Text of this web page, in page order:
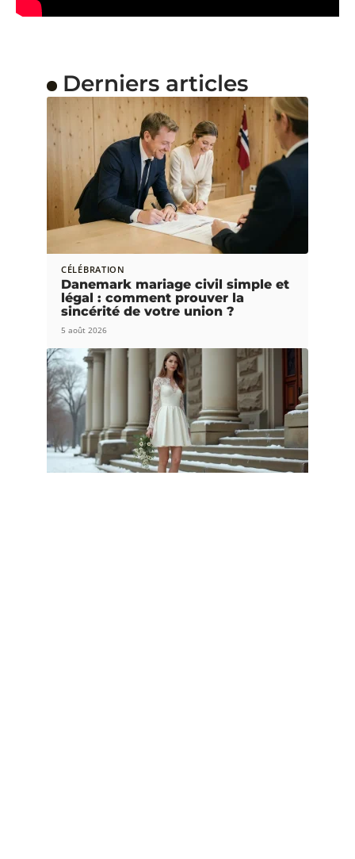
Derniers articles
CÉLÉBRATION
Danemark mariage civil simple et
légal : comment prouver la
sincérité de votre union ?
5 août 2026